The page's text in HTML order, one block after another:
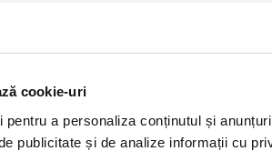
cookie-uri
pentru a personaliza conținutul și
publicitate și de analize informații cu